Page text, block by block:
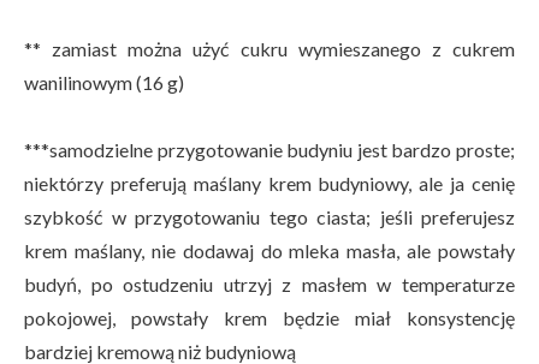
** zamiast można użyć cukru wymieszanego z cukrem
wanilinowym (16 g)
***samodzielne przygotowanie budyniu jest bardzo proste;
niektórzy preferują maślany krem budyniowy, ale ja cenię
szybkość w przygotowaniu tego ciasta; jeśli preferujesz
krem maślany, nie dodawaj do mleka masła, ale powstały
budyń, po ostudzeniu utrzyj z masłem w temperaturze
pokojowej, powstały krem będzie miał konsystencję
bardziej kremową niż budyniową